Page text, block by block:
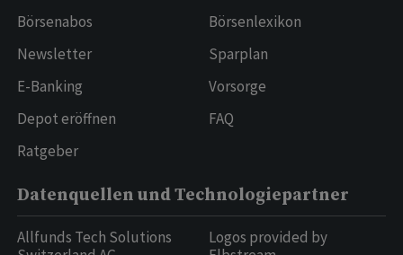
Börsenabos
Newsletter
E-Banking
Depot eröffnen
Ratgeber
Börsenlexikon
Sparplan
Vorsorge
FAQ
Datenquellen und Technologiepartner
Allfunds Tech Solutions
Logos provided by